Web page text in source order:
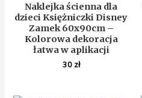
Naklejka ścienna dla
dzieci Księżniczki Disney
Zamek 60x90cm –
Kolorowa dekoracja
łatwa w aplikacji
30 zł